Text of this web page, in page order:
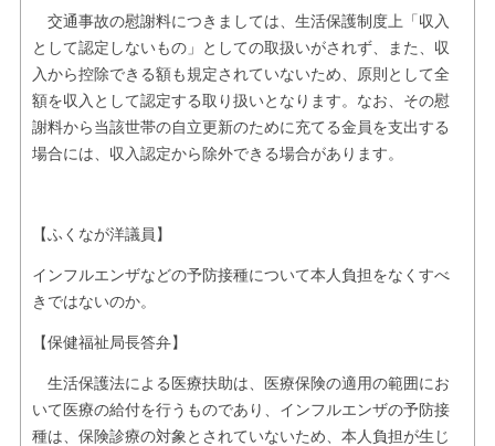
交通事故の慰謝料につきましては、生活保護制度上「収入
として認定しないもの」としての取扱いがされず、また、収
入から控除できる額も規定されていないため、原則として全
額を収入として認定する取り扱いとなります。なお、その慰
謝料から当該世帯の自立更新のために充てる金員を支出する
場合には、収入認定から除外できる場合があります。
【ふくなが洋議員】
インフルエンザなどの予防接種について本人負担をなくすべ
きではないのか。
【保健福祉局長答弁】
生活保護法による医療扶助は、医療保険の適用の範囲にお
いて医療の給付を行うものであり、インフルエンザの予防接
種は、保険診療の対象とされていないため、本人負担が生じ